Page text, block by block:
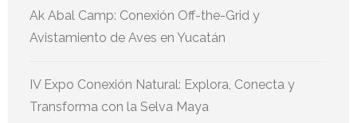
Ak Abal Camp: Conexión Off-the-Grid y
Avistamiento de Aves en Yucatán
IV Expo Conexión Natural: Explora, Conecta y
Transforma con la Selva Maya